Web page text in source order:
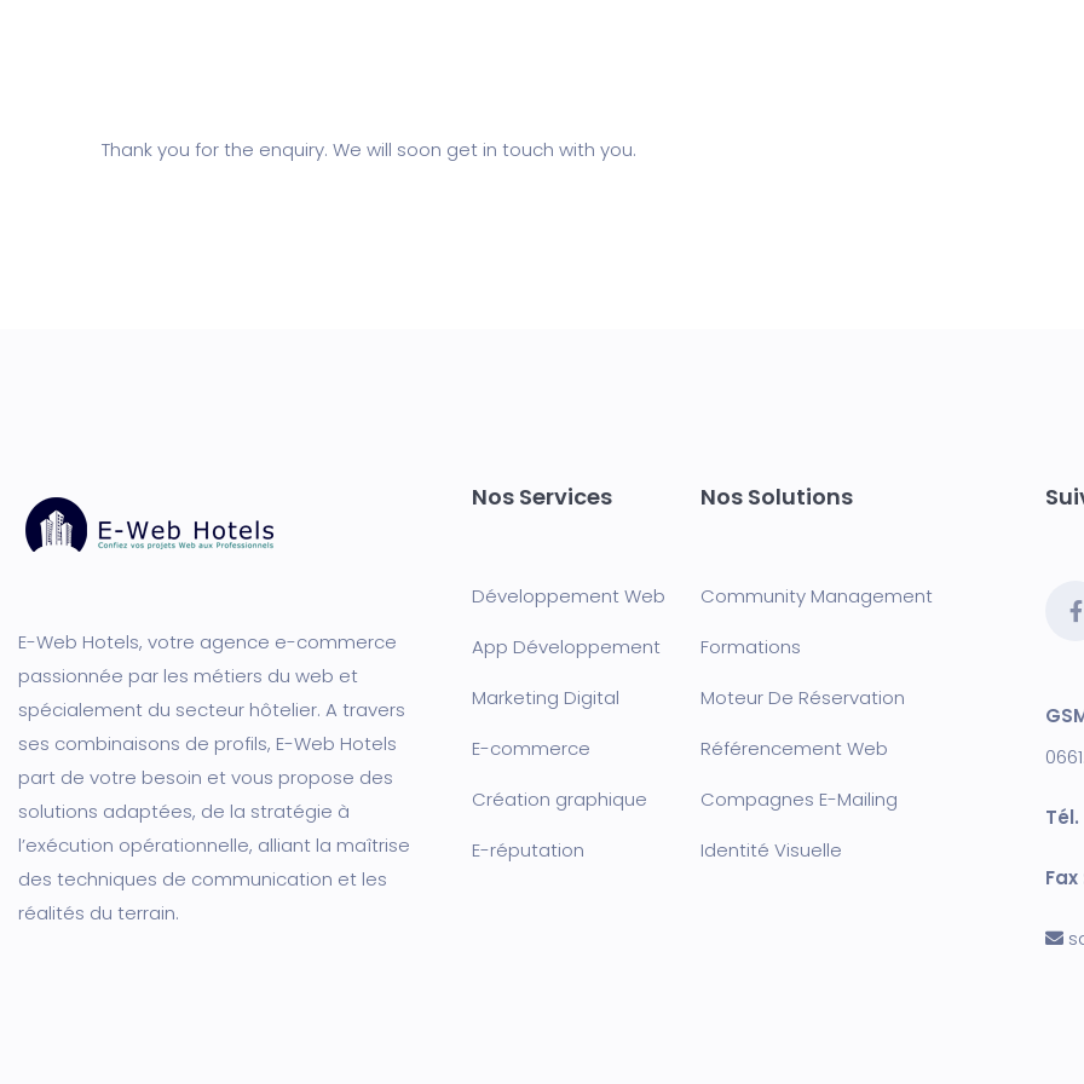
Thank you for the enquiry. We will soon get in touch with you.
E-Web Hotels, votre agence e-commerce
passionnée par les métiers du web et
spécialement du secteur hôtelier. A travers
ses combinaisons de profils, E-Web Hotels
part de votre besoin et vous propose des
solutions adaptées, de la stratégie à
l’exécution opérationnelle, alliant la maîtrise
des techniques de communication et les
réalités du terrain.
Nos Services
Développement Web
App Développement
Marketing Digital
E-commerce
Création graphique
E-réputation
Nos Solutions
Community Management
Formations
Moteur De Réservation
Référencement Web
Compagnes E-Mailing
Identité Visuelle
Tél.
Fax